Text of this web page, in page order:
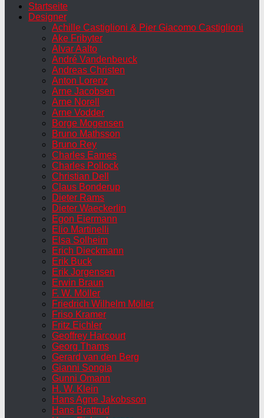
Startseite
Designer
Achille Castiglioni & Pier Giacomo Castiglioni
Ake Fribyter
Alvar Aalto
André Vandenbeuck
Andreas Christen
Anton Lorenz
Arne Jacobsen
Arne Norell
Arne Vodder
Borge Mogensen
Bruno Mathsson
Bruno Rey
Charles Eames
Charles Pollock
Christian Dell
Claus Bonderup
Dieter Rams
Dieter Waeckerlin
Egon Eiermann
Elio Martinelli
Elsa Solheim
Erich Dieckmann
Erik Buck
Erik Jorgensen
Erwin Braun
F. W. Möller
Friedrich Wilhelm Möller
Friso Kramer
Fritz Eichler
Geoffrey Harcourt
Georg Thams
Gerard van den Berg
Gianni Songia
Gunni Omann
H. W. Klein
Hans Agne Jakobsson
Hans Brattrud